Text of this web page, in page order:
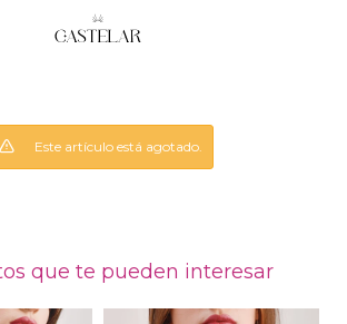
Este artículo está agotado.
que te pueden interesar